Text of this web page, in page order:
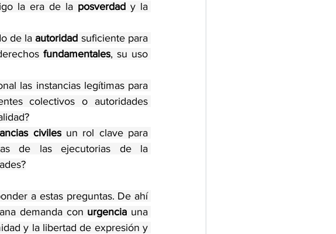
la era de la posverdad y la
de la autoridad suficiente para
fundamentales, su uso
colectivos o autoridades
civiles un rol clave para
de las ejecutorias de la
a estas preguntas. De ahí
demanda con urgencia una
y la libertad de expresión y